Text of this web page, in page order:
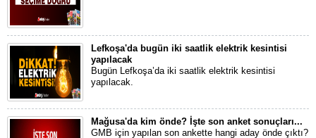
Lefkoşa'da bugün iki saatlik elektrik kesintisi
yapılacak
Bugün Lefkoşa’da iki saatlik elektrik kesintisi
yapılacak.
Mağusa'da kim önde? İşte son anket sonuçları...
GMB için yapılan son ankette hangi aday önde çıktı?